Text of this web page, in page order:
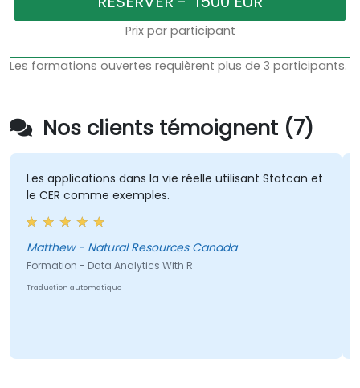
Prix par participant
Les formations ouvertes requièrent plus de 3 participants.
Nos clients témoignent (7)
Les applications dans la vie réelle utilisant Statcan et
le CER comme exemples.
Matthew - Natural Resources Canada
Formation - Data Analytics With R
Traduction automatique